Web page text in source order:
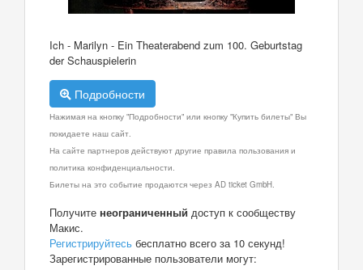
Ich - Marilyn - Ein Theaterabend zum 100. Geburtstag
der Schauspielerin
Подробности
Нажимая на кнопку "Подробности" или кнопку "Купить билеты" Вы
покидаете наш сайт.
На сайте партнеров действуют другие правила пользования и
политика конфиденциальности.
Билеты на это событие продаются через AD ticket GmbH.
Получите неограниченный доступ к сообществу
Макис.
Регистрируйтесь бесплатно всего за 10 секунд!
Зарегистрированные пользователи могут: